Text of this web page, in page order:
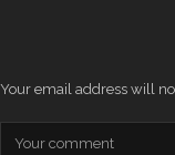
Your email address will